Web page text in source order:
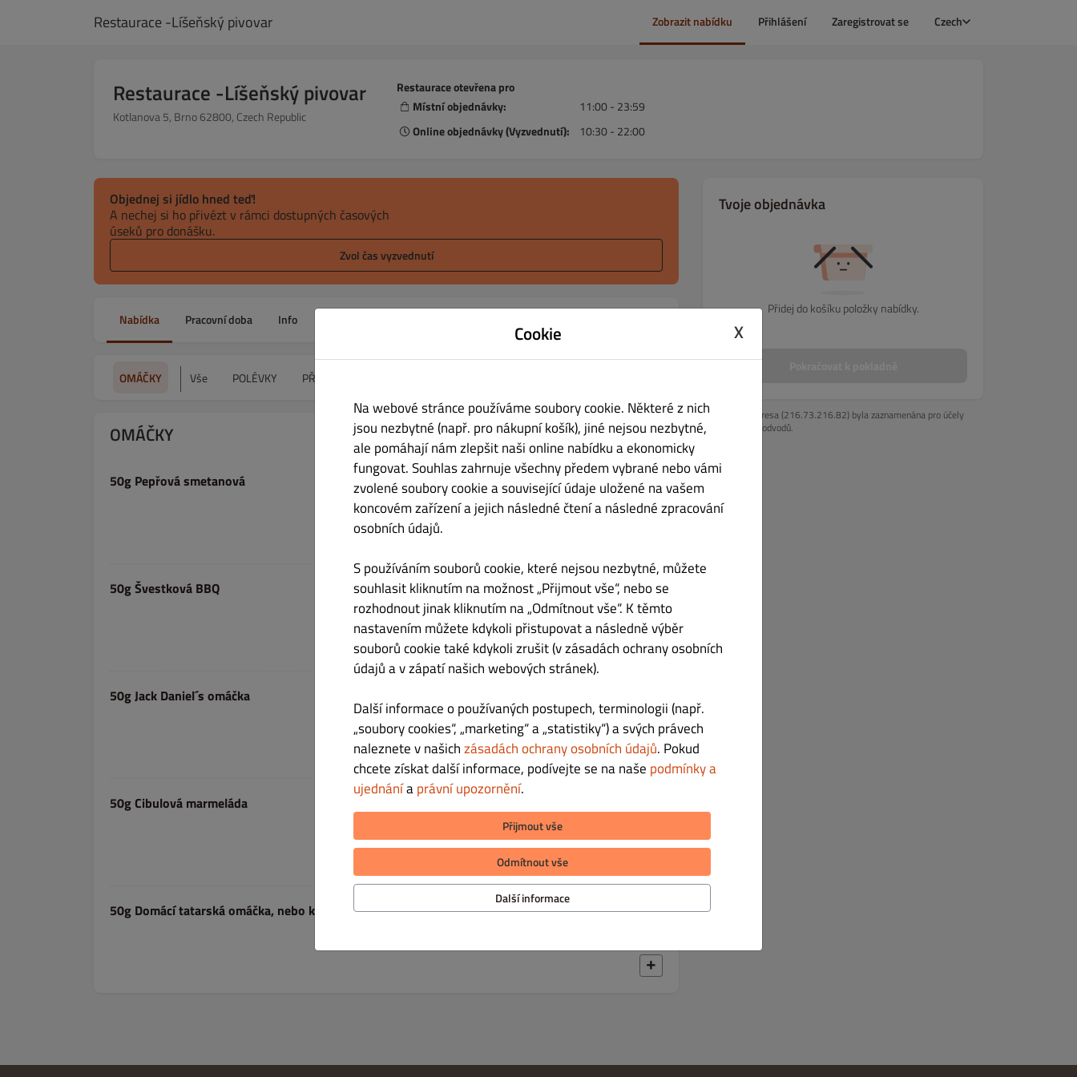
Restaurace -Líšeňský pivovar Zobrazit nabídku Přihlášení Zaregistrovat se Czech
Restaurace -Líšeňský pivovar
Kotlanova 5, Brno 62800, Czech Republic
Restaurace otevřena pro
Místní objednávky:
11:00 - 23:59
Online objednávky (Vyzvednutí):
10:30 - 22:00
Objednej si jídlo hned teď!
A nechej si ho přivézt v rámci dostupných časových
úseků pro donášku.
Zvol čas vyzvednutí
Nabídka Pracovní doba Info
OMÁČKY Vše POLÉVKY PŘEDKRMY
OMÁČKY
50g Pepřová smetanová Kč 55.00
50g Švestková BBQ Kč 55.00
50g Jack Daniel´s omáčka Kč 55.00
50g Cibulová marmeláda
50g Domácí tatarská omáčka, nebo kečup Kč 45.00
Tvoje objednávka
Přidej do košíku položky nabídky.
Vaše IP adresa (216.73.216.82) byla zaznamenána pro účely
prevence podvodů.
Cookie X
Na webové stránce používáme soubory cookie. Některé z nich
jsou nezbytné (např. pro nákupní košík), jiné nejsou nezbytné,
ale pomáhají nám zlepšit naši online nabídku a ekonomicky
fungovat. Souhlas zahrnuje všechny předem vybrané nebo vámi
zvolené soubory cookie a související údaje uložené na vašem
koncovém zařízení a jejich následné čtení a následné zpracování
osobních údajů.
S používáním souborů cookie, které nejsou nezbytné, můžete
souhlasit kliknutím na možnost „Přijmout vše“, nebo se
rozhodnout jinak kliknutím na „Odmítnout vše“. K těmto
nastavením můžete kdykoli přistupovat a následně výběr
souborů cookie také kdykoli zrušit (v zásadách ochrany osobních
údajů a v zápatí našich webových stránek).
Další informace o používaných postupech, terminologii (např.
„soubory cookies“, „marketing“ a „statistiky“) a svých právech
naleznete v našichzásadách ochrany osobních údajů. Pokud
chcete získat další informace, podívejte se na naše podmínky a
ujednáníaprávní upozornění.
Přijmout vše
Odmítnout vše
Další informace